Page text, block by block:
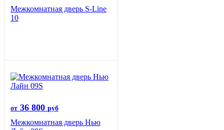
Межкомнатная дверь S-Line
10
от 36 800 руб
Межкомнатная дверь Нью